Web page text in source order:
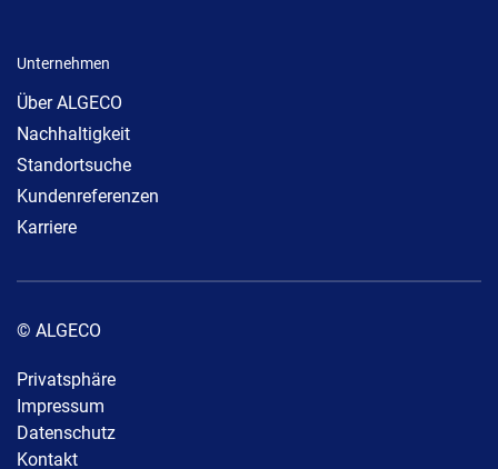
Unternehmen
Über ALGECO
Nachhaltigkeit
Standortsuche
Kundenreferenzen
Karriere
© ALGECO
Privatsphäre
Impressum
Datenschutz
Kontakt